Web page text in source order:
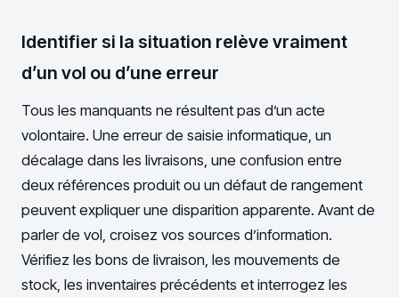
Identifier si la situation relève vraiment
d’un vol ou d’une erreur
Tous les manquants ne résultent pas d’un acte
volontaire. Une erreur de saisie informatique, un
décalage dans les livraisons, une confusion entre
deux références produit ou un défaut de rangement
peuvent expliquer une disparition apparente. Avant de
parler de vol, croisez vos sources d’information.
Vérifiez les bons de livraison, les mouvements de
stock, les inventaires précédents et interrogez les